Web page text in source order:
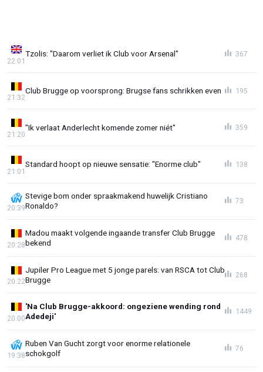
Tzolis: "Daarom verliet ik Club voor Arsenal"
22:01
367
Club Brugge op voorsprong: Brugse fans schrikken even
21:32
195
"Ik verlaat Anderlecht komende zomer niét"
21:20
359
Standard hoopt op nieuwe sensatie: "Enorme club"
21:01
138
Stevige bom onder spraakmakend huwelijk Cristiano
Ronaldo?
20:39
73
Madou maakt volgende ingaande transfer Club Brugge
bekend
20:28
478
Jupiler Pro League met 5 jonge parels: van RSCA tot Club
Brugge
20:22
268
'Na Club Brugge-akkoord: ongeziene wending rond
Adedeji'
20:00
1449
Ruben Van Gucht zorgt voor enorme relationele
schokgolf
19:38
76